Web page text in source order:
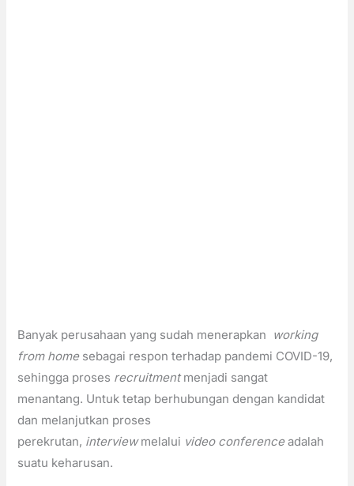
Banyak perusahaan yang sudah menerapkan working
from homesebagai respon terhadap pandemi COVID-19,
sehingga proses recruitmentmenjadi sangat
menantang. Untuk tetap berhubungan dengan kandidat
dan melanjutkan proses
perekrutan, interviewmelalui video conferenceadalah
suatu keharusan.